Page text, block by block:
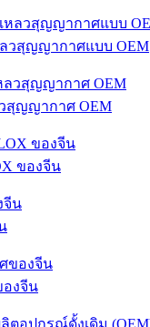
วสุญญากาศแบบ OEM
สุญญากาศ OEM
ของจีน
งจีน